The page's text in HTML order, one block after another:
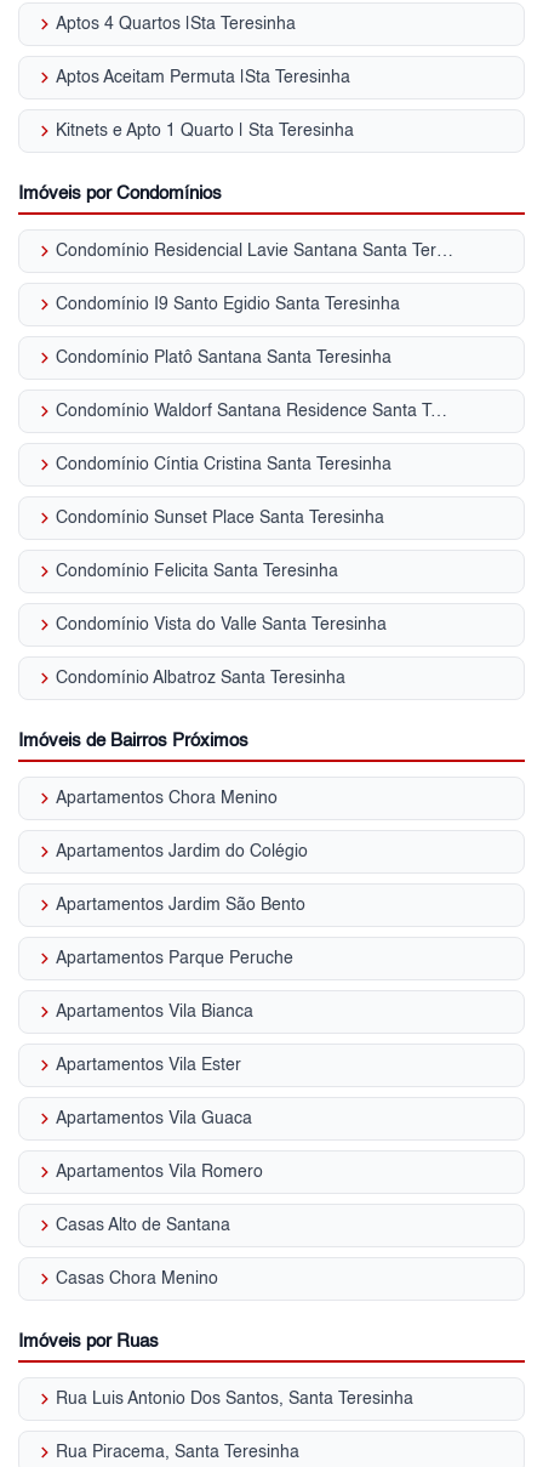
keyboard_arrow_right Aptos 4 Quartos |Sta Teresinha
keyboard_arrow_right Aptos Aceitam Permuta |Sta Teresinha
keyboard_arrow_right Kitnets e Apto 1 Quarto | Sta Teresinha
Imóveis por Condomínios
keyboard_arrow_right Condomínio Residencial Lavie Santana Santa Teresinha
keyboard_arrow_right Condomínio I9 Santo Egidio Santa Teresinha
keyboard_arrow_right Condomínio Platô Santana Santa Teresinha
keyboard_arrow_right Condomínio Waldorf Santana Residence Santa Teresinha
keyboard_arrow_right Condomínio Cíntia Cristina Santa Teresinha
keyboard_arrow_right Condomínio Sunset Place Santa Teresinha
keyboard_arrow_right Condomínio Felicita Santa Teresinha
keyboard_arrow_right Condomínio Vista do Valle Santa Teresinha
keyboard_arrow_right Condomínio Albatroz Santa Teresinha
Imóveis de Bairros Próximos
keyboard_arrow_right Apartamentos Chora Menino
keyboard_arrow_right Apartamentos Jardim do Colégio
keyboard_arrow_right Apartamentos Jardim São Bento
keyboard_arrow_right Apartamentos Parque Peruche
keyboard_arrow_right Apartamentos Vila Bianca
keyboard_arrow_right Apartamentos Vila Ester
keyboard_arrow_right Apartamentos Vila Guaca
keyboard_arrow_right Apartamentos Vila Romero
keyboard_arrow_right Casas Alto de Santana
keyboard_arrow_right Casas Chora Menino
Imóveis por Ruas
keyboard_arrow_right Rua Luis Antonio Dos Santos, Santa Teresinha
keyboard_arrow_right Rua Piracema, Santa Teresinha